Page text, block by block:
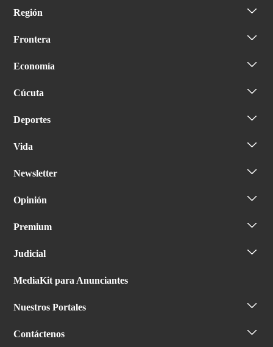
Región
Frontera
Economía
Cúcuta
Deportes
Vida
Newsletter
Opinión
Premium
Judicial
MediaKit para Anunciantes
Nuestros Portales
Contáctenos